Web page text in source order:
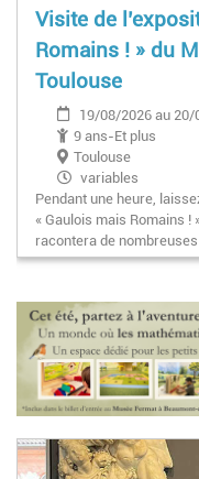
Visite de
Romains ! » du
Toulouse
19/08/2026 au 20/
9 ans-Et plus
Toulouse
variables
Pendant une heure,
« Gaulois mais Romains !
racontera de nombreuses